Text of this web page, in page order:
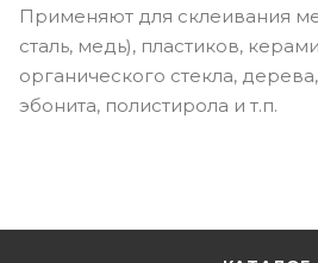
Применяют для склеивания
сталь, медь), пластиков,
органического стекла,
эбонита, полистирола и т.п.